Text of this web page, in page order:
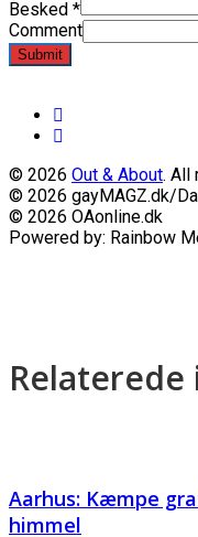
Besked *
Comment
Submit
© 2026 Out & About. All
© 2026 gayMAGZ.dk/
© 2026 OAonline.dk
Powered by: Rainbow
Aarhus: Kæmpe
himmel